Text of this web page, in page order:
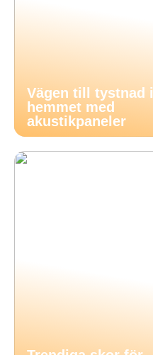
Vägen till tystnad i
hemmet med
akustikpaneler